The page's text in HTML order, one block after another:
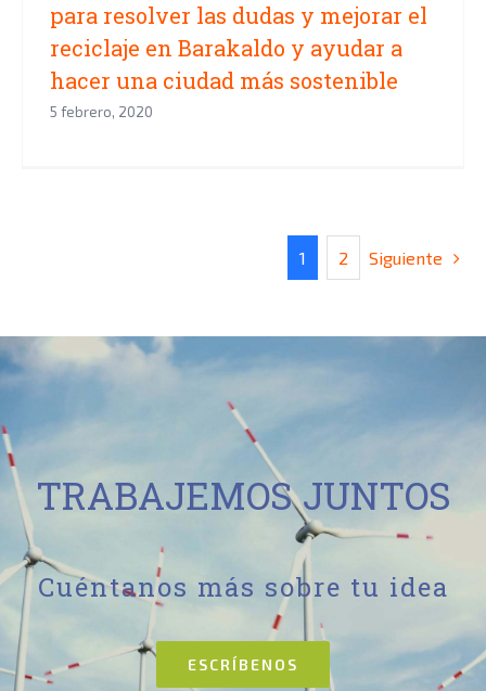
para resolver las dudas y mejorar el
reciclaje en Barakaldo y ayudar a
hacer una ciudad más sostenible
5 febrero, 2020
1 2 Siguiente
TRABAJEMOS JUNTOS
Cuéntanos más sobre tu idea
ESCRÍBENOS